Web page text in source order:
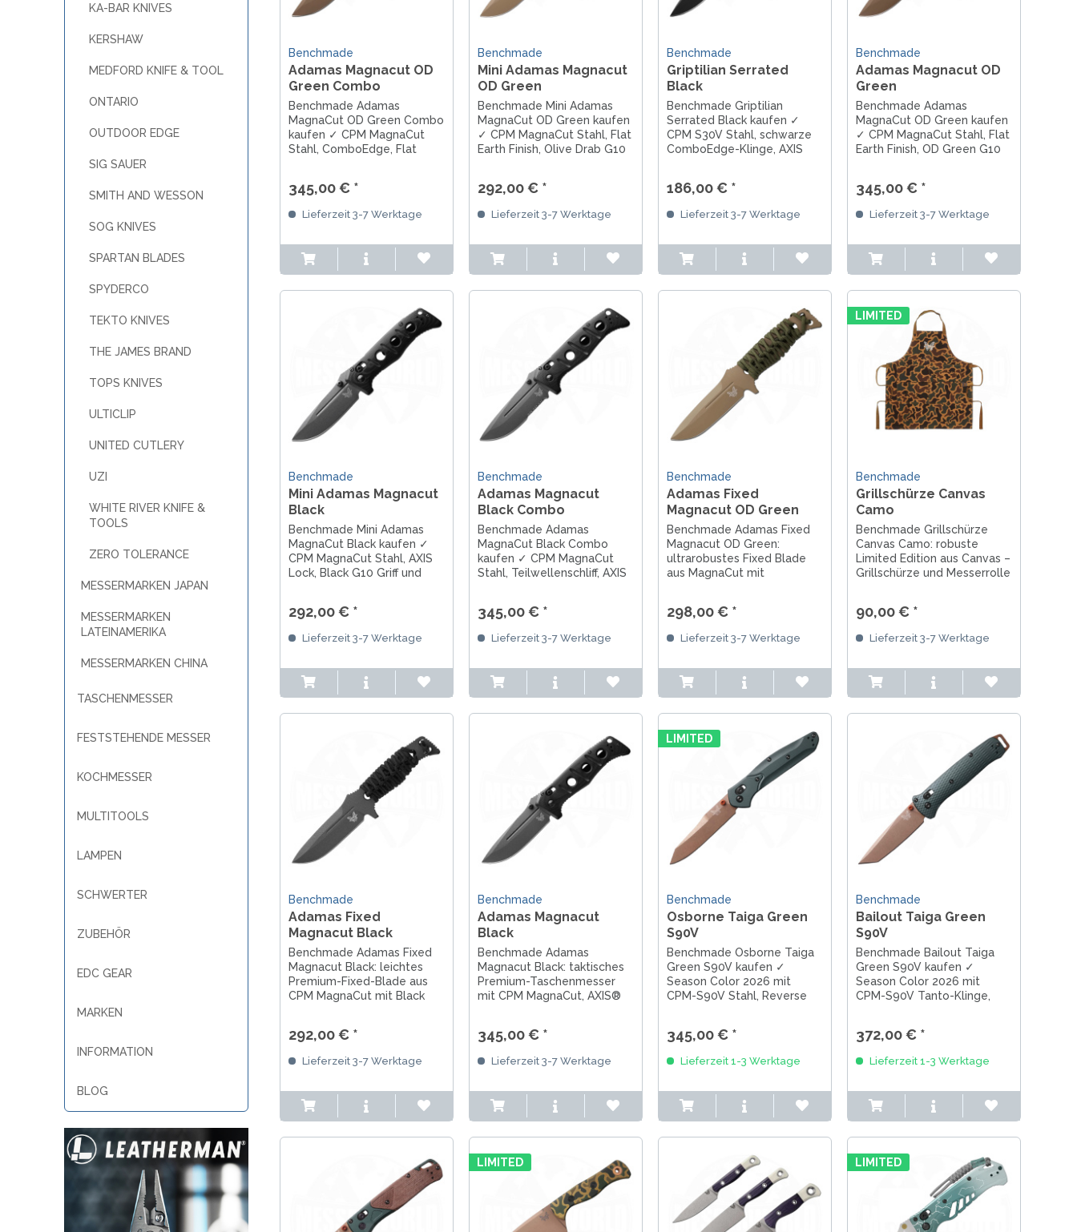
KA-BAR KNIVES
KERSHAW
MEDFORD KNIFE & TOOL
ONTARIO
OUTDOOR EDGE
SIG SAUER
SMITH AND WESSON
SOG KNIVES
SPARTAN BLADES
SPYDERCO
TEKTO KNIVES
THE JAMES BRAND
TOPS KNIVES
ULTICLIP
UNITED CUTLERY
UZI
WHITE RIVER KNIFE &
TOOLS
ZERO TOLERANCE
MESSERMARKEN JAPAN
MESSERMARKEN
LATEINAMERIKA
MESSERMARKEN CHINA
TASCHENMESSER
FESTSTEHENDE MESSER
KOCHMESSER
MULTITOOLS
LAMPEN
SCHWERTER
ZUBEHÖR
EDC GEAR
MARKEN
INFORMATION
BLOG
Benchmade
Adamas Magnacut OD
Green Combo
Benchmade Adamas
MagnaCut OD Green Combo
kaufen ✓ CPM MagnaCut
Stahl, ComboEdge, Flat
Nachfolger des CruWear
345,00 € *
Lieferzeit 3-7 Werktage
Benchmade
Mini Adamas Magnacut
OD Green
Benchmade Mini Adamas
MagnaCut OD Green kaufen
✓ CPM MagnaCut Stahl, Flat
Earth Finish, Olive Drab G10
CruWear Mini Adamas.
292,00 € *
Lieferzeit 3-7 Werktage
Benchmade
Griptilian Serrated
Black
Benchmade Griptilian
Serrated Black kaufen ✓
CPM S30V Stahl, schwarze
ComboEdge-Klinge, AXIS
Mel Pardue – Made in USA.
186,00 € *
Lieferzeit 3-7 Werktage
Benchmade
Adamas Magnacut OD
Green
Benchmade Adamas
MagnaCut OD Green kaufen
✓ CPM MagnaCut Stahl, Flat
Earth Finish, OD Green G10
Adamas. Made in USA.
345,00 € *
Lieferzeit 3-7 Werktage
Benchmade
Mini Adamas Magnacut
Black
Benchmade Mini Adamas
MagnaCut Black kaufen ✓
CPM MagnaCut Stahl, AXIS
Lock, Black G10 Griff und
CruWear Mini Adamas.
292,00 € *
Lieferzeit 3-7 Werktage
Benchmade
Adamas Magnacut
Black Combo
Benchmade Adamas
MagnaCut Black Combo
kaufen ✓ CPM MagnaCut
Stahl, Teilwellenschliff, AXIS
Nachfolger des CruWear
345,00 € *
Lieferzeit 3-7 Werktage
Benchmade
Adamas Fixed
Magnacut OD Green
Benchmade Adamas Fixed
Magnacut OD Green:
ultrarobustes Fixed Blade
aus MagnaCut mit
skelettiertem Griff.
298,00 € *
Lieferzeit 3-7 Werktage
LIMITED
Benchmade
Grillschürze Canvas
Camo
Benchmade Grillschürze
Canvas Camo: robuste
Limited Edition aus Canvas –
Grillschürze und Messerrolle
90,00 € *
Lieferzeit 3-7 Werktage
Benchmade
Adamas Fixed
Magnacut Black
Benchmade Adamas Fixed
Magnacut Black: leichtes
Premium-Fixed-Blade aus
CPM MagnaCut mit Black
292,00 € *
Lieferzeit 3-7 Werktage
Benchmade
Adamas Magnacut
Black
Benchmade Adamas
Magnacut Black: taktisches
Premium-Taschenmesser
mit CPM MagnaCut, AXIS®
345,00 € *
Lieferzeit 3-7 Werktage
LIMITED
Benchmade
Osborne Taiga Green
S90V
Benchmade Osborne Taiga
Green S90V kaufen ✓
Season Color 2026 mit
CPM-S90V Stahl, Reverse
Lock. Made in USA.
345,00 € *
Lieferzeit 1-3 Werktage
Benchmade
Bailout Taiga Green
S90V
Benchmade Bailout Taiga
Green S90V kaufen ✓
Season Color 2026 mit
CPM-S90V Tanto-Klinge,
Battlewash Finish. Made in
USA.
372,00 € *
Lieferzeit 1-3 Werktage
LIMITED LIMITED